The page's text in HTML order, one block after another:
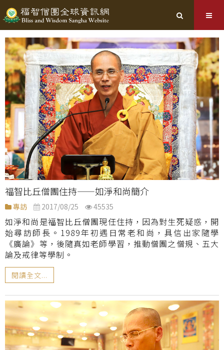
福智比丘僧團住持——如淨和尚簡介
專訪 2017/08/25 45535
如淨和尚是福智比丘僧團現任住持，因為對生死疑惑，開
始尋訪師長。1989年初遇日常老和尚，具信出家隨學
《廣論》等，後隨真如老師學習，推動僧團之僧規、五大
論及戒律等學制。
閱讀全文...